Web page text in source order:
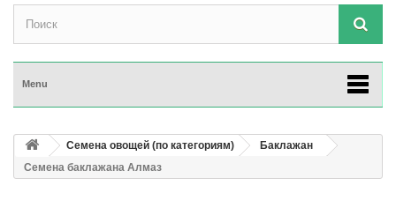
Menu
Семена овощей (по категориям)
Баклажан
Семена баклажана Алмаз